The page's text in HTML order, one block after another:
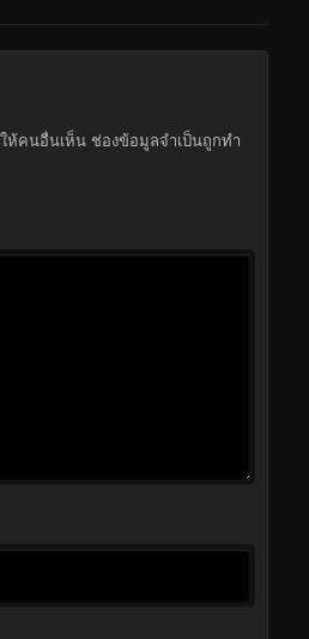
ห้คนอื่นเห็น ช่องข้อมูลจำเป็นถูกทำ